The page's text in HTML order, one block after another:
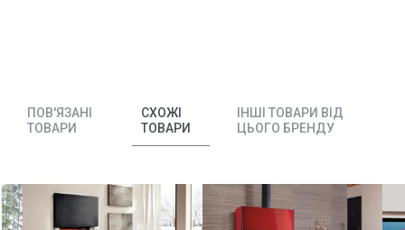
ПОВ'ЯЗАНІ
ТОВАРИ
СХОЖІ
ТОВАРИ
ІНШІ ТОВАРИ ВІД
ЦЬОГО БРЕНДУ